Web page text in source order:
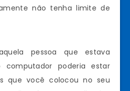
não tenha limite de
pessoa que estava
poderia estar
que você colocou no seu